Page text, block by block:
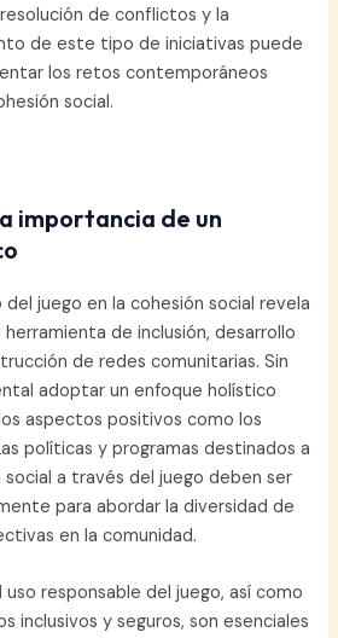
de conflictos y la
de este tipo de iniciativas puede
los retos contemporáneos
social.
importancia de un
del juego en la cohesión social revela
de inclusión, desarrollo
de redes comunitarias. Sin
adoptar un enfoque holístico
aspectos positivos como los
políticas y programas destinados a
a través del juego deben ser
para abordar la diversidad de
en la comunidad.
responsable del juego, así como
inclusivos y seguros, son esenciales